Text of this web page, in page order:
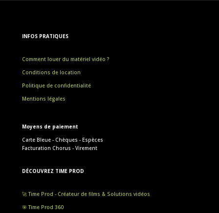
INFOS PRATIQUES
Comment louer du matériel vidéo ?
Conditions de location
Politique de confidentialité
Mentions légales
Moyens de paiement
Carte Bleue - Chèques - Espèces
Facturation Chorus - Virement
DÉCOUVREZ TIME PROD
🚀 Time Prod - Créateur de films & Solutions vidéos
🎯 Time Prod 360